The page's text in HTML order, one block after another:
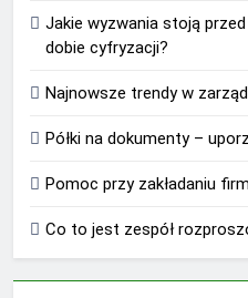
Jakie wyzwania stoją
dobie cyfryzacji?
Najnowsze trendy w
Półki na dokumenty –
Pomoc przy zakładaniu
Co to jest zespół